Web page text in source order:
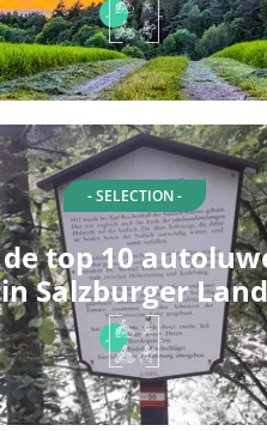
- SELECTION -
top 10
in Salzburger Land